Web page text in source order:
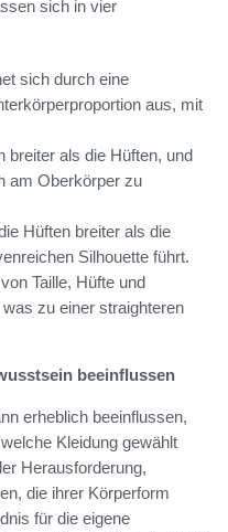
sich in vier
sich durch eine
aus, mit
breiter als die Hüften, und
am Oberkörper zu
Hüften breiter als die
Silhouette führt.
Taille, Hüfte und
zu einer straighteren
beeinflussen
erheblich beeinflussen,
Kleidung gewählt
Herausforderung,
die ihrer Körperform
für die eigene